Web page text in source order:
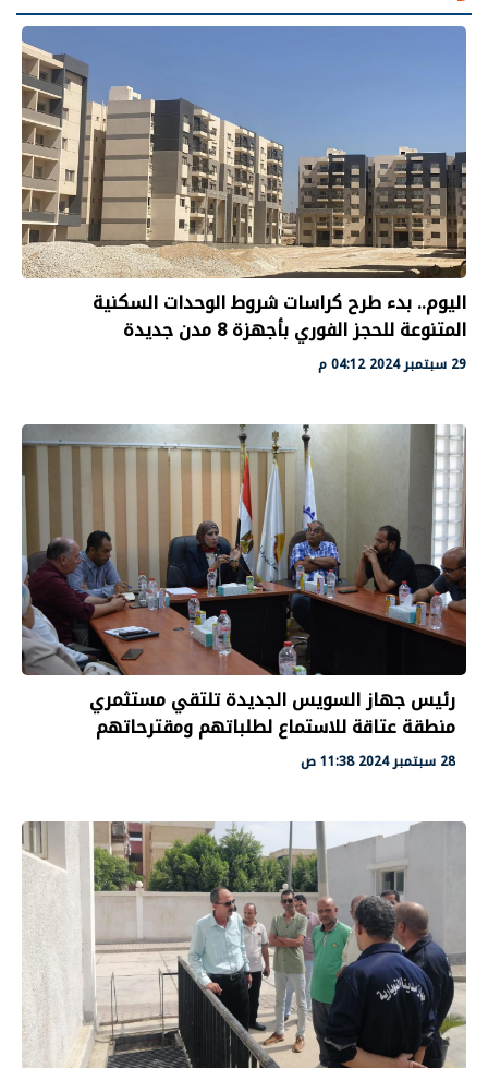
اليوم.. بدء طرح كراسات شروط الوحدات السكنية
المتنوعة للحجز الفوري بأجهزة 8 مدن جديدة
29 سبتمبر 2024 04:12 م
رئيس جهاز السويس الجديدة تلتقي مستثمري
منطقة عتاقة للاستماع لطلباتهم ومقترحاتهم
28 سبتمبر 2024 11:38 ص